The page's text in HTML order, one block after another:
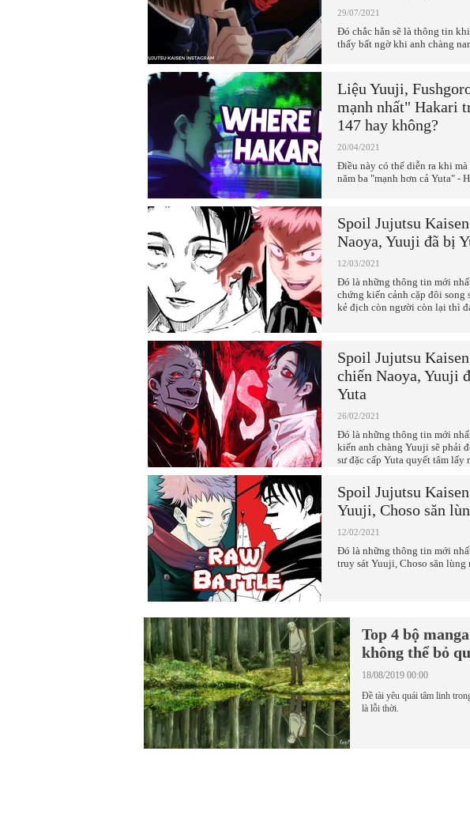
29/07/2021
Đó chắc hẳn sẽ là thông tin
thấy bất ngờ khi anh chàng
Liệu Yuuji,
mạnh nhất" Hakari
147 hay không?
20/04/2021
Điều này có thể diễn ra khi
năm ba "mạnh hơn cả Yuta" -
Spoil Jujutsu
Naoya, Yuuji đã bị
12/03/2021
Đó là những thông tin mới
chứng kiến cảnh cặp đôi
kẻ địch còn người còn lại thì
Spoil Jujutsu
chiến Naoya, Yuuji
Yuta
26/02/2021
Đó là những thông tin mới
kiến anh chàng Yuuji sẽ phải
sư đặc cấp Yuta quyết tâm lấy
Spoil Jujutsu
Yuuji, Choso săn
12/02/2021
Đó là những thông tin mới
truy sát Yuuji, Choso săn lùng
Top 4 bộ
không thể bỏ
18/08/2019 00:00
Đề tài yêu quái tâm linh
là lỗi thời.